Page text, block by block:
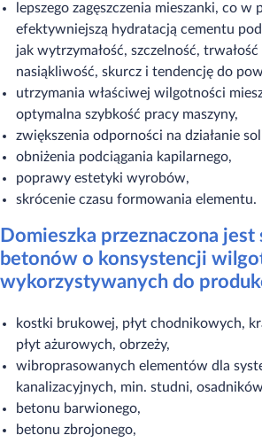
lepszego zagęszczenia mieszanki, co w
efektywniejszą hydratacją cementu
jak wytrzymałość, szczelność,
nasiąkliwość, skurcz i tendencję do
utrzymania właściwej wilgotności
optymalna szybkość pracy maszyny,
zwiększenia odporności na działanie
obniżenia podciągania kapilarnego,
poprawy estetyki wyrobów,
skrócenie czasu formowania elementu.
Domieszka przeznaczona jest
betonów o konsystencji
wykorzystywanych do
kostki brukowej, płyt chodnikowych,
płyt ażurowych, obrzeży,
wibroprasowanych elementów dla
kanalizacyjnych, min. studni,
betonu barwionego,
betonu zbrojonego,